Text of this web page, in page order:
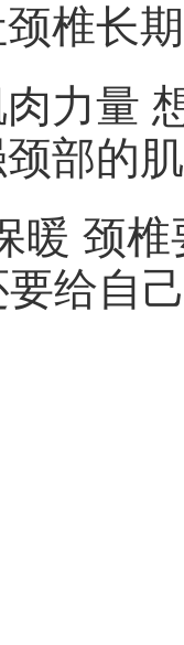
椎长
量 想
部的
颈椎
给自